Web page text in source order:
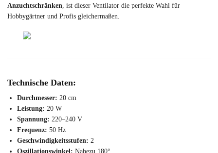
Anzuchtschränken, ist dieser Ventilator die perfekte Wahl für
Hobbygärtner und Profis gleichermaßen.
Technische Daten:
Durchmesser: 20 cm
Leistung: 20 W
Spannung: 220–240 V
Frequenz: 50 Hz
Geschwindigkeitsstufen: 2
Oszillationswinkel: Nahezu 180°